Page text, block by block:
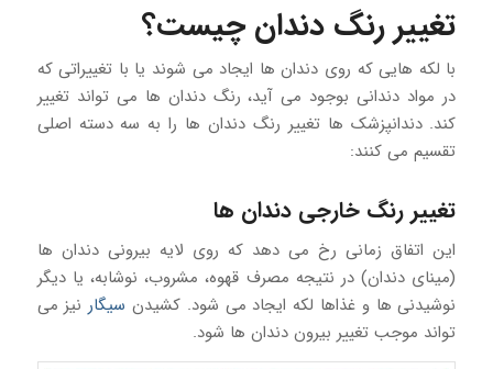
تغییر رنگ دندان چیست؟
با لکه هایی که روی دندان ها ایجاد می شوند یا با تغییراتی که
در مواد دندانی بوجود می آید، رنگ دندان ها می تواند تغییر
کند. دندانپزشک ها تغییر رنگ دندان ها را به سه دسته اصلی
تقسیم می کنند:
تغییر رنگ خارجی دندان ها
این اتفاق زمانی رخ می دهد که روی لایه بیرونی دندان ها
(مینای دندان) در نتیجه مصرف قهوه، مشروب، نوشابه، یا دیگر
نوشیدنی ها و غذاها لکه ایجاد می شود. کشیدن سیگارنیز می
تواند موجب تغییر بیرون دندان ها شود.